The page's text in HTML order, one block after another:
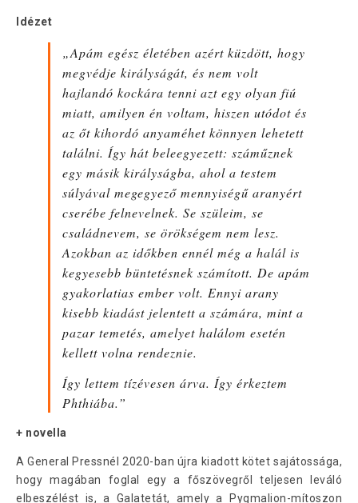
Idézet
„Apám egész életében azért küzdött, hogy
megvédje királyságát, és nem volt
hajlandó kockára tenni azt egy olyan fiú
miatt, amilyen én voltam, hiszen utódot és
az őt kihordó anyaméhet könnyen lehetett
találni. Így hát beleegyezett: száműznek
egy másik királyságba, ahol a testem
súlyával megegyező mennyiségű aranyért
cserébe felnevelnek. Se szüleim, se
családnevem, se örökségem nem lesz.
Azokban az időkben ennél még a halál is
kegyesebb büntetésnek számított. De apám
gyakorlatias ember volt. Ennyi arany
kisebb kiadást jelentett a számára, mint a
pazar temetés, amelyet halálom esetén
kellett volna rendeznie.
Így lettem tízévesen árva. Így érkeztem
Phthiába.”
+ novella
A General Pressnél 2020-ban újra kiadott kötet sajátossága,
hogy magában foglal egy a főszövegről teljesen leváló
elbeszélést is, a Galatetát, amely a Pygmalion-mítoszon